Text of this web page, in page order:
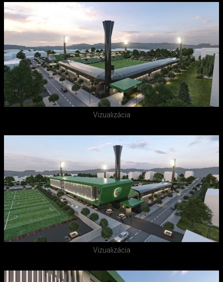
Vizualizácia
Vizualizácia